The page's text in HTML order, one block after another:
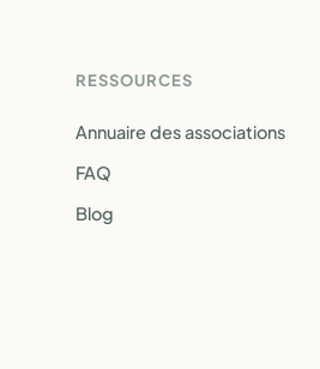
RESSOURCES
Annuaire des associations
FAQ
Blog